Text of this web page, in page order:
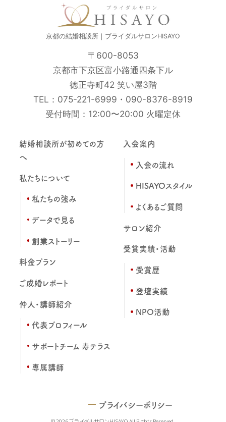
京都の結婚相談所｜ブライダルサロンHISAYO
〒600-8053
京都市下京区富小路通四条下ル
徳正寺町42 笑い屋3階
TEL： 075-221-6999 ・ 090-8376-8919
受付時間：12:00〜20:00 火曜定休
結婚相談所が初めての方
へ
私たちについて
私たちの強み
データで見る
創業ストーリー
料金プラン
ご成婚レポート
仲人・講師紹介
代表プロフィール
サポートチーム 寿テラス
専属講師
入会案内
入会の流れ
HISAYOスタイル
よくあるご質問
サロン紹介
受賞実績・活動
受賞歴
登壇実績
NPO活動
プライバシーポリシー